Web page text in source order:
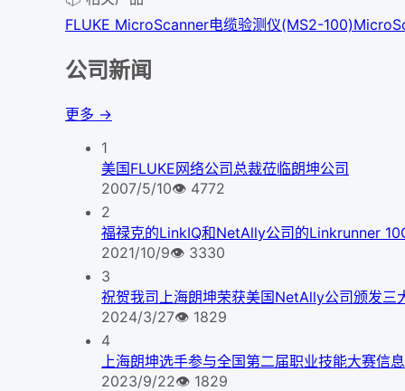
FLUKE MicroScanner电缆验测仪(MS2-100)
公司新闻
更多 →
1
美国FLUKE网络公司总裁莅临朗坤公司
2007/5/10👁 4772
2
福禄克的LinkIQ和NetAlly公司的Linkrunner
2021/10/9👁 3330
3
祝贺我司上海朗坤荣获美国NetAlly公司颁发三
2024/3/27👁 1829
4
上海朗坤选手参与全国第二届职业技能大赛信
2023/9/22👁 1829